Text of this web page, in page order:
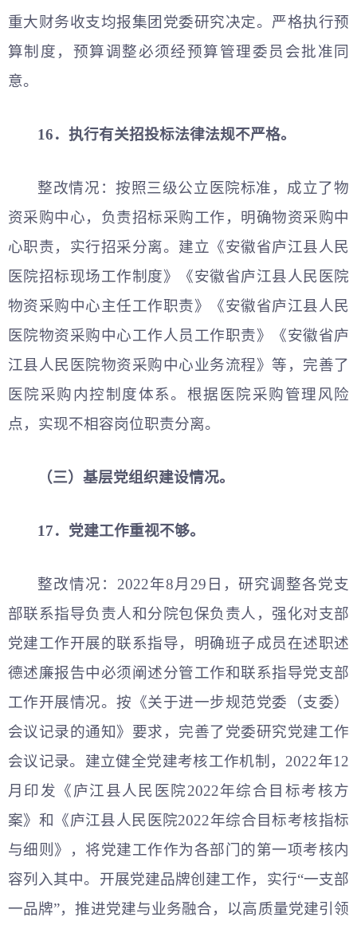
重大财务收支均报集团党委研究决定。严格执行预
算制度，预算调整必须经预算管理委员会批准同
意。
16．执行有关招投标法律法规不严格。
整改情况：按照三级公立医院标准，成立了物
资采购中心，负责招标采购工作，明确物资采购中
心职责，实行招采分离。建立《安徽省庐江县人民
医院招标现场工作制度》《安徽省庐江县人民医院
物资采购中心主任工作职责》《安徽省庐江县人民
医院物资采购中心工作人员工作职责》《安徽省庐
江县人民医院物资采购中心业务流程》等，完善了
医院采购内控制度体系。根据医院采购管理风险
点，实现不相容岗位职责分离。
（三）基层党组织建设情况。
17．党建工作重视不够。
整改情况：2022年8月29日，研究调整各党支
部联系指导负责人和分院包保负责人，强化对支部
党建工作开展的联系指导，明确班子成员在述职述
德述廉报告中必须阐述分管工作和联系指导党支部
工作开展情况。按《关于进一步规范党委（支委）
会议记录的通知》要求，完善了党委研究党建工作
会议记录。建立健全党建考核工作机制，2022年12
月印发《庐江县人民医院2022年综合目标考核方
案》和《庐江县人民医院2022年综合目标考核指标
与细则》，将党建工作作为各部门的第一项考核内
容列入其中。开展党建品牌创建工作，实行“一支部
一品牌”，推进党建与业务融合，以高质量党建引领